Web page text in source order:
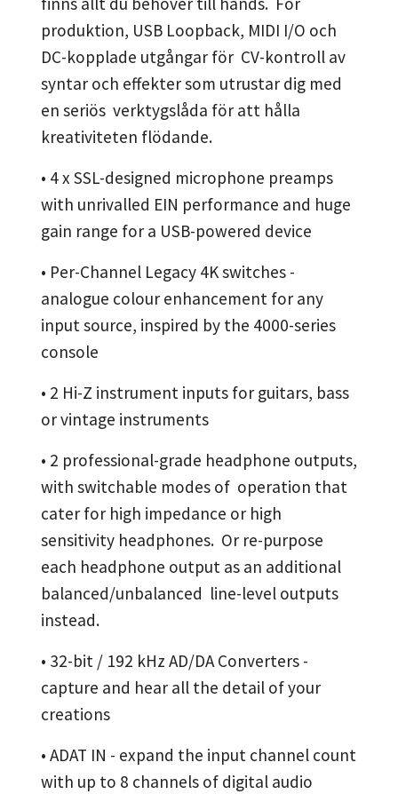
produktion, USB Loopback, MIDI I/O och
DC-kopplade utgångar för CV-kontroll av
syntar och effekter som utrustar dig med
en seriös verktygslåda för att hålla
kreativiteten flödande.
• 4 x SSL-designed microphone preamps
with unrivalled EIN performance and huge
gain range for a USB-powered device
• Per-Channel Legacy 4K switches -
analogue colour enhancement for any
input source, inspired by the 4000-series
console
• 2 Hi-Z instrument inputs for guitars, bass
or vintage instruments
• 2 professional-grade headphone outputs,
with switchable modes of operation that
cater for high impedance or high
sensitivity headphones. Or re-purpose
each headphone output as an additional
balanced/unbalanced line-level outputs
instead.
• 32-bit / 192 kHz AD/DA Converters -
capture and hear all the detail of your
creations
• ADAT IN - expand the input channel count
with up to 8 channels of digital audio